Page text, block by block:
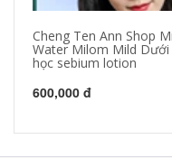
Cheng Ten Ann Shop
Water Milom Mild Dưới
học sebium lotion
600,000 đ